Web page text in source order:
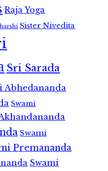
Raja Yoga
Sister Nivedita
Sri Sarada
Abhedananda
Swami
Swami
Premananda
Swami